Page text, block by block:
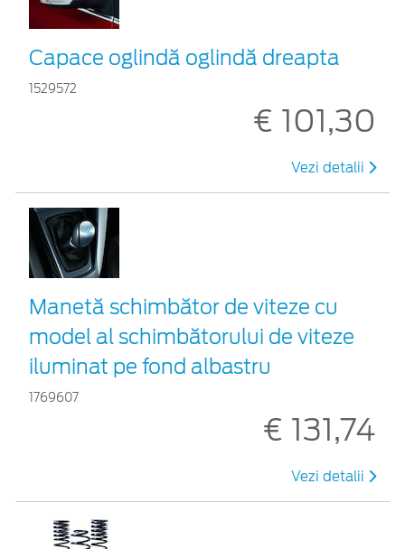
Capace oglindă oglindă dreapta
1529572
€ 101,30
Vezi detalii
Manetă schimbător de viteze cu
model al schimbătorului de viteze
iluminat pe fond albastru
1769607
€ 131,74
Vezi detalii